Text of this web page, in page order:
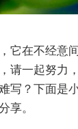
它在不经意
请一起努力
写？下面是
享。